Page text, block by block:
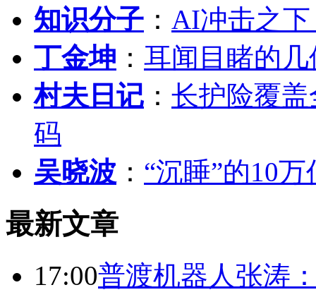
知识分子 ： AI冲击之
丁金坤 ： 耳闻目睹的
村夫日记 ： 长护险覆
码
吴晓波 ： “沉睡”的10
最新文章
17:00普渡机器人张涛